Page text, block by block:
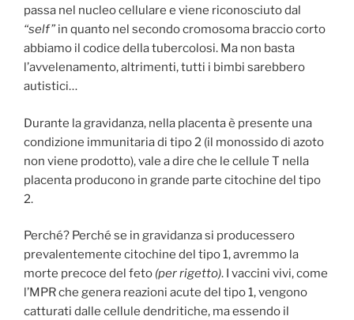
passa nel nucleo cellulare e viene riconosciuto dal
“self” in quanto nel secondo cromosoma braccio corto
abbiamo il codice della tubercolosi. Ma non basta
l’avvelenamento, altrimenti, tutti i bimbi sarebbero
autistici…
Durante la gravidanza, nella placenta è presente una
condizione immunitaria di tipo 2 (il monossido di azoto
non viene prodotto), vale a dire che le cellule T nella
placenta producono in grande parte citochine del tipo
2.
Perché? Perché se in gravidanza si producessero
prevalentemente citochine del tipo 1, avremmo la
morte precoce del feto (per rigetto). I vaccini vivi, come
l’MPR che genera reazioni acute del tipo 1, vengono
catturati dalle cellule dendritiche, ma essendo il